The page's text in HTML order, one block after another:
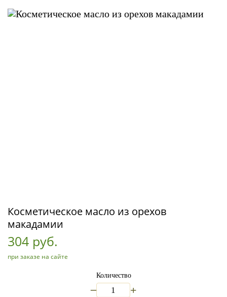
Косметическое масло из орехов
макадамии
304 руб.
при заказе на сайте
Количество
+